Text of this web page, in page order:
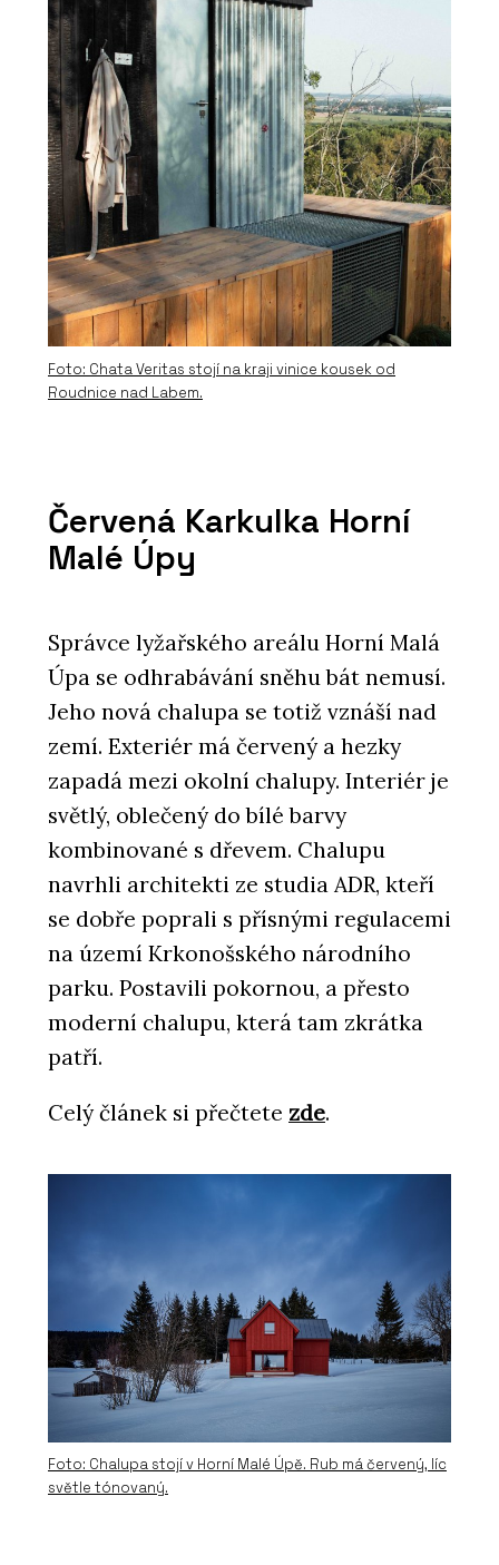
Foto: Chata Veritas stojí na kraji vinice kousek od
Roudnice nad Labem.
Červená Karkulka Horní
Malé Úpy
Správce lyžařského areálu Horní Malá
Úpa se odhrabávání sněhu bát nemusí.
Jeho nová chalupa se totiž vznáší nad
zemí. Exteriér má červený a hezky
zapadá mezi okolní chalupy. Interiér je
světlý, oblečený do bílé barvy
kombinované s dřevem. Chalupu
navrhli architekti ze studia ADR, kteří
se dobře poprali s přísnými regulacemi
na území Krkonošského národního
parku. Postavili pokornou, a přesto
moderní chalupu, která tam zkrátka
patří.
Celý článek si přečtete zde.
Foto: Chalupa stojí v Horní Malé Úpě. Rub má červený, líc
světle tónovaný.